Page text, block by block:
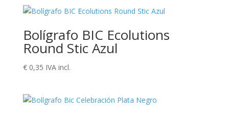
Bolígrafo BIC Ecolutions
Round Stic Azul
€0,35 IVA incl.